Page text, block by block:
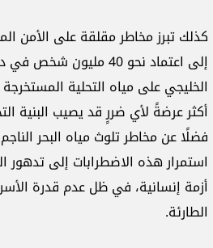
كذلك تبرز مخاطر مقلقة على الأمن
إلى اعتماد نحو 40
الخليجي على مياه التحلية
أكثر عرضةً لأي ضررٍ قد يصيب البنية
فضلًا عن مخاطر تلوث مياه البحر
استمرار هذه الاضطرابات إلى
أزمة إنسانية، في ظل عدم قدرة
الطارئة.